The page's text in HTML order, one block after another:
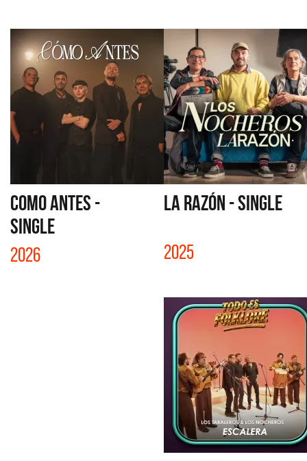
COMO ANTES -
SINGLE
2026
LA RAZÓN - SINGLE
2025